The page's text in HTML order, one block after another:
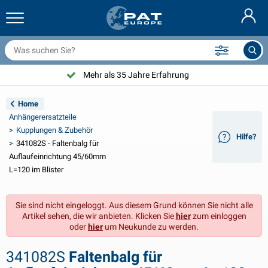
& Zubehör
beleuchtung
Beleuchtung Aspöck
LED
Innenraum
& Solarartikel
& 24V Zubehör
& Wohnmobil außenbereich
& Wohnmobil innenbereich
zubehör
zubehör
zubehör
und Beschläge
und Schäkel
Pflege
und Zubehör
& Feuer-Löschdecken
Freien
Produkten
Nederlands
English
Français
Svenska
Norsk
Dansk
Suomalainen
Mehr als 35 Jahre Erfahrung
Home
Anhängerersatzteile
Kupplungen & Zubehör
341082S - Faltenbalg für
Auflaufeinrichtung 45/60mm
L=120 im Blister
Hilfe?
Sie sind nicht eingeloggt. Aus diesem Grund können Sie nicht alle
Artikel sehen, die wir anbieten. Klicken Siehierzum einloggen
oderhier um Neukunde zu werden.
341082S Faltenbalg für